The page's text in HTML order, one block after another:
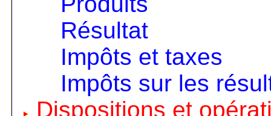
Résultat
Impôts et taxes
Impôts sur les
Dispositions et